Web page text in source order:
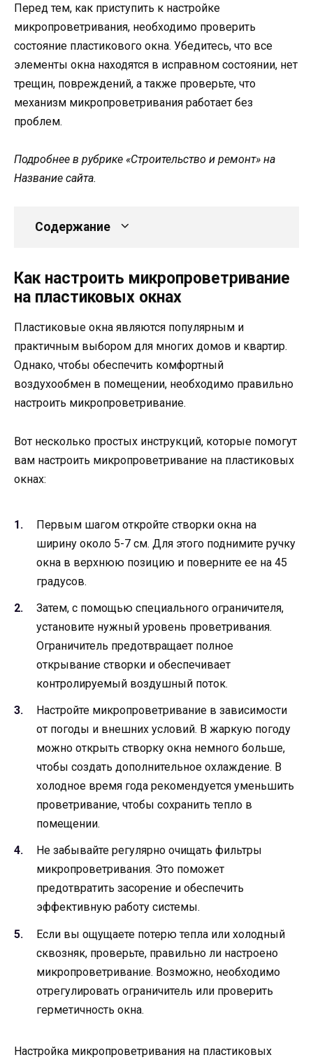
Перед тем, как приступить к настройке
микропроветривания, необходимо проверить
состояние пластикового окна. Убедитесь, что все
элементы окна находятся в исправном состоянии, нет
трещин, повреждений, а также проверьте, что
механизм микропроветривания работает без
проблем.
Подробнее в рубрике «Строительство и ремонт» на
Название сайта.
Содержание
Как настроить микропроветривание
на пластиковых окнах
Пластиковые окна являются популярным и
практичным выбором для многих домов и квартир.
Однако, чтобы обеспечить комфортный
воздухообмен в помещении, необходимо правильно
настроить микропроветривание.
Вот несколько простых инструкций, которые помогут
вам настроить микропроветривание на пластиковых
окнах:
Первым шагом откройте створки окна на
ширину около 5-7 см. Для этого поднимите ручку
окна в верхнюю позицию и поверните ее на 45
градусов.
Затем, с помощью специального ограничителя,
установите нужный уровень проветривания.
Ограничитель предотвращает полное
открывание створки и обеспечивает
контролируемый воздушный поток.
Настройте микропроветривание в зависимости
от погоды и внешних условий. В жаркую погоду
можно открыть створку окна немного больше,
чтобы создать дополнительное охлаждение. В
холодное время года рекомендуется уменьшить
проветривание, чтобы сохранить тепло в
помещении.
Не забывайте регулярно очищать фильтры
микропроветривания. Это поможет
предотвратить засорение и обеспечить
эффективную работу системы.
Если вы ощущаете потерю тепла или холодный
сквозняк, проверьте, правильно ли настроено
микропроветривание. Возможно, необходимо
отрегулировать ограничитель или проверить
герметичность окна.
Настройка микропроветривания на пластиковых